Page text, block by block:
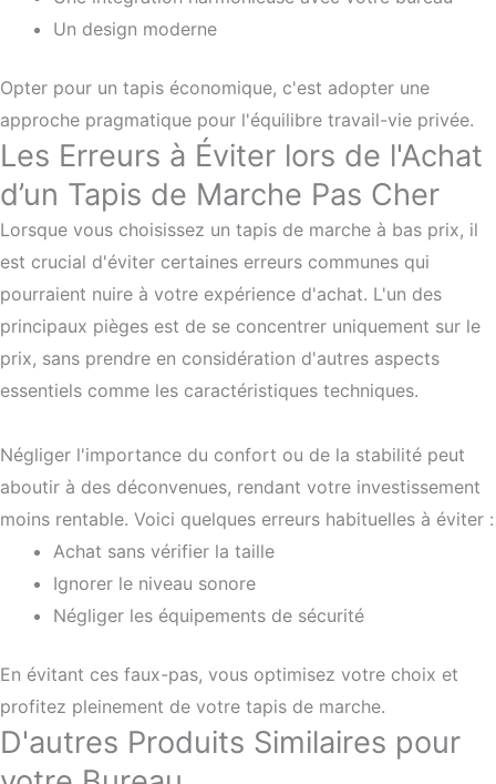
Un design moderne
Opter pour un tapis économique, c'est adopter une
approche pragmatique pour l'équilibre travail-vie privée.
Les Erreurs à Éviter lors de l'Achat
d’un Tapis de Marche Pas Cher
Lorsque vous choisissez un tapis de marche à bas prix, il
est crucial d'éviter certaines erreurs communes qui
pourraient nuire à votre expérience d'achat. L'un des
principaux pièges est de se concentrer uniquement sur le
prix, sans prendre en considération d'autres aspects
essentiels comme les caractéristiques techniques.
Négliger l'importance du confort ou de la stabilité peut
aboutir à des déconvenues, rendant votre investissement
moins rentable. Voici quelques erreurs habituelles à éviter :
Achat sans vérifier la taille
Ignorer le niveau sonore
Négliger les équipements de sécurité
En évitant ces faux-pas, vous optimisez votre choix et
profitez pleinement de votre tapis de marche.
D'autres Produits Similaires pour